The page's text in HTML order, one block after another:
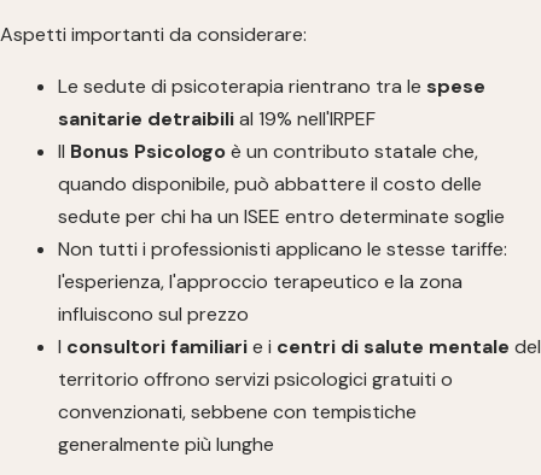
Aspetti importanti da considerare:
Le sedute di psicoterapia rientrano tra le spese
sanitarie detraibilial 19% nell'IRPEF
Il Bonus Psicologoè un contributo statale che,
quando disponibile, può abbattere il costo delle
sedute per chi ha un ISEE entro determinate soglie
Non tutti i professionisti applicano le stesse tariffe:
l'esperienza, l'approccio terapeutico e la zona
influiscono sul prezzo
I consultori familiarie i centri di salute mentale del
territorio offrono servizi psicologici gratuiti o
convenzionati, sebbene con tempistiche
generalmente più lunghe